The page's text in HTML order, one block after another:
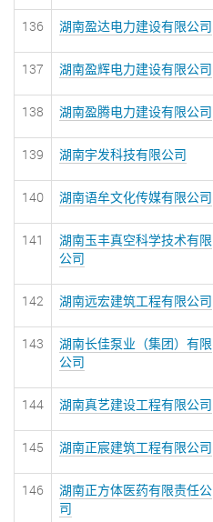
136 湖南盈达电力建设有限公司
137 湖南盈辉电力建设有限公司
138 湖南盈腾电力建设有限公司
139 湖南宇发科技有限公司
140 湖南语牟文化传媒有限公司
141
湖南玉丰真空科学技术有限
公司
142 湖南远宏建筑工程有限公司
143
湖南长佳泵业（集团）有限
公司
144 湖南真艺建设工程有限公司
145 湖南正宸建筑工程有限公司
146
湖南正方体医药有限责任公
司